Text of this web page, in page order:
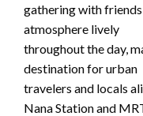
gathering with
atmosphere lively
throughout the day,
destination for urban
travelers and locals
Nana Station and